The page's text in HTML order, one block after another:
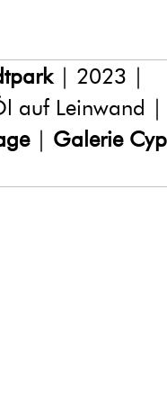
| 2023 |
auf Leinwand
| Galerie